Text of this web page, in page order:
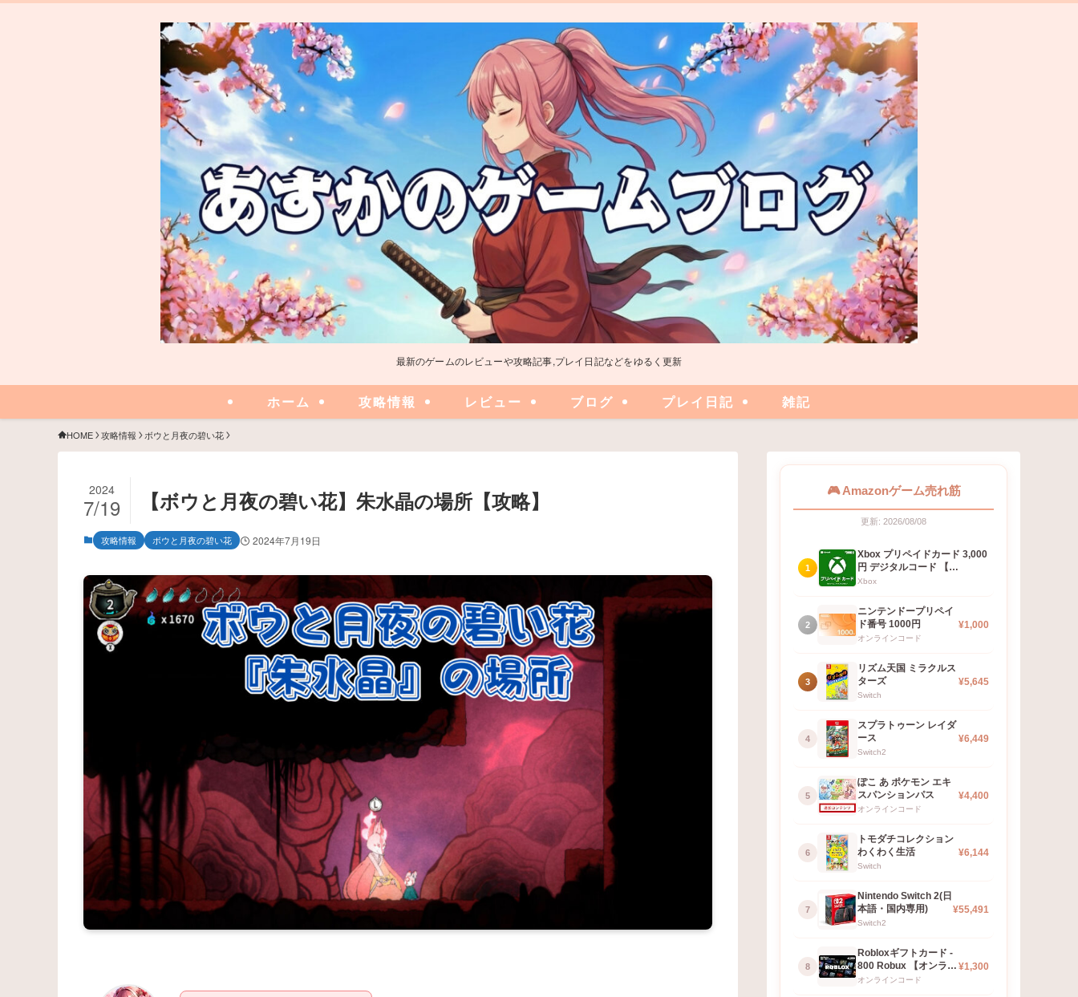
最新のゲームのレビューや攻略記事,プレイ日記などをゆるく更新
ホーム 攻略情報 レビュー ブログ プレイ日記 雑記
HOME 攻略情報 ボウと月夜の碧い花
【ボウと月夜の碧い花】朱水晶の場所【攻略】
2024
7/19
攻略情報 ボウと月夜の碧い花 2024年7月19日
🎮 Amazonゲーム売れ筋
更新: 2026/08/08
1
Xbox プリペイドカード 3,000
円 デジタルコード 【…
Xbox
2
ニンテンドープリペイ
ド番号 1000円
オンラインコード
¥1,000
3
リズム天国 ミラクルス
ターズ
Switch
¥5,645
4
スプラトゥーン レイダ
ース
Switch2
¥6,449
5
ぽこ あ ポケモン エキ
スパンションパス
オンラインコード
¥4,400
6
トモダチコレクション
わくわく生活
Switch
¥6,144
7
Nintendo Switch 2(日
本語・国内専用)
Switch2
¥55,491
8
Robloxギフトカード -
800 Robux 【オンラ
イ…
オンラインコード
¥1,300